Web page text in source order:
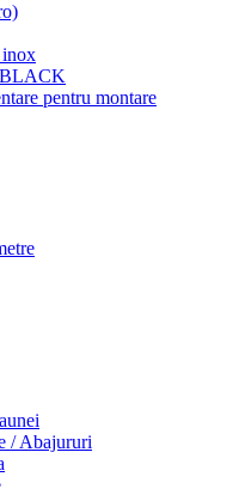
inox
BLACK
pentru montare
/ Abajururi